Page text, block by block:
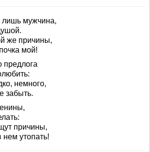
лишь мужчина,
же причины,
мой!
предлога
немного,
забыть.
причины,
утопать!